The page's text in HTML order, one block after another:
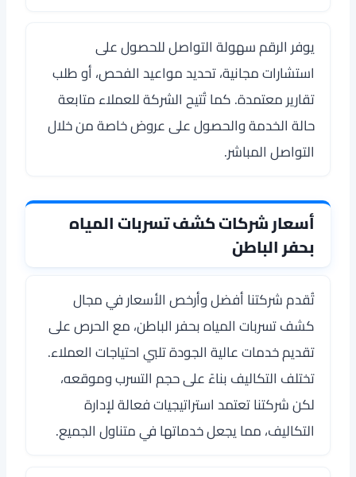
يوفر الرقم سهولة التواصل للحصول على
استشارات مجانية، تحديد مواعيد الفحص، أو طلب
تقارير معتمدة. كما تُتيح الشركة للعملاء متابعة
حالة الخدمة والحصول على عروض خاصة من خلال
التواصل المباشر.
أسعار شركات كشف تسربات المياه
بحفر الباطن
تُقدم شركتنا أفضل وأرخص الأسعار في مجال
كشف تسربات المياه بحفر الباطن، مع الحرص على
تقديم خدمات عالية الجودة تلبي احتياجات العملاء.
تختلف التكاليف بناءً على حجم التسرب وموقعه،
لكن شركتنا تعتمد استراتيجيات فعالة لإدارة
التكاليف، مما يجعل خدماتها في متناول الجميع.